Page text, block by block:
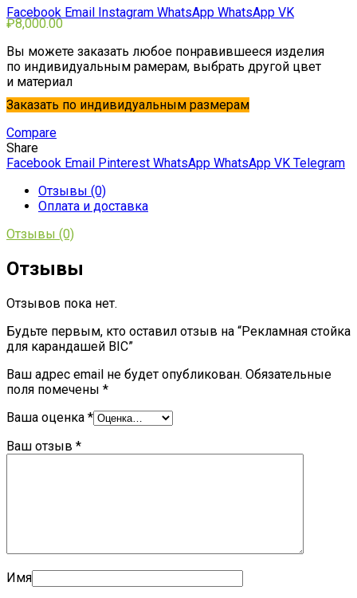
Facebook Email Instagram WhatsApp WhatsApp VK
₽8,000.00
Вы можете заказать любое понравившееся изделия
по индивидуальным рамерам, выбрать другой цвет
и материал
Заказать по индивидуальным размерам
Compare
Share
Facebook Email Pinterest WhatsApp WhatsApp VK Telegram
Отзывы (0)
Оплата и доставка
Отзывы (0)
Отзывы
Отзывов пока нет.
Будьте первым, кто оставил отзыв на “Рекламная стойка
для карандашей BIC”
Ваш адрес email не будет опубликован. Обязательные
поля помечены *
Ваша оценка *
Ваш отзыв *
Имя